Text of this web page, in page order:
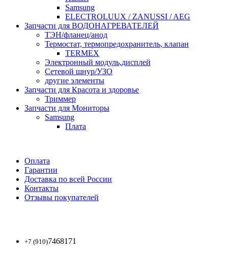
Samsung
ELECTROLUUX / ZANUSSI / AEG
Запчасти для ВОДОНАГРЕВАТЕЛЕЙ
ТЭН/фланец/анод
Термостат, термопредохранитель, клапан
TERMEX
Электронный модуль,дисплей
Сетевой шнур/УЗО
другие элементы
Запчасти для Красота и здоровье
Триммер
Запчасти для Мониторы
Samsung
Плата
Оплата
Гарантии
Доставка по всей России
Контакты
Отзывы покупателей
+7 (910)7468171